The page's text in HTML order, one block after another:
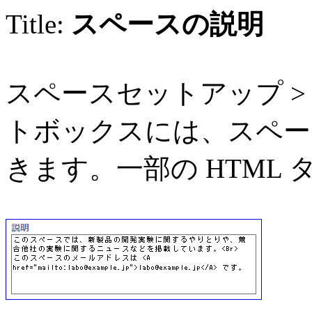
Title: スペースの説明
スペースセットアップ
トボックスには、スペ
きます。一部の HTML